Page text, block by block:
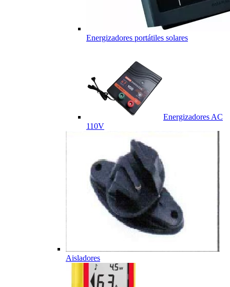
Energizadores portátiles solares
Energizadores AC
110V
Aisladores